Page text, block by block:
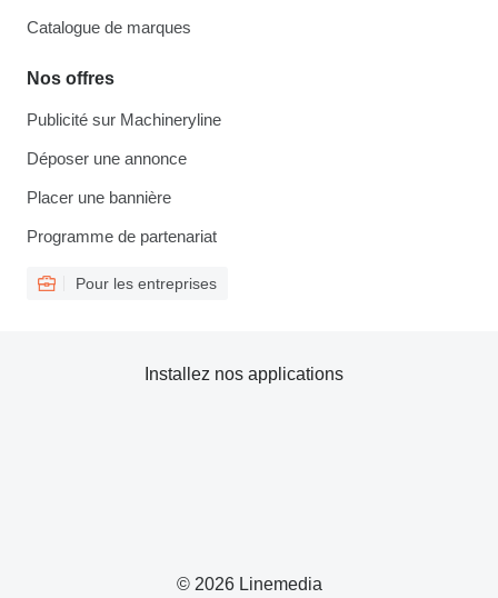
Catalogue de marques
Nos offres
Publicité sur Machineryline
Déposer une annonce
Placer une bannière
Programme de partenariat
Pour les entreprises
© 2026 Linemedia
Installez nos applications